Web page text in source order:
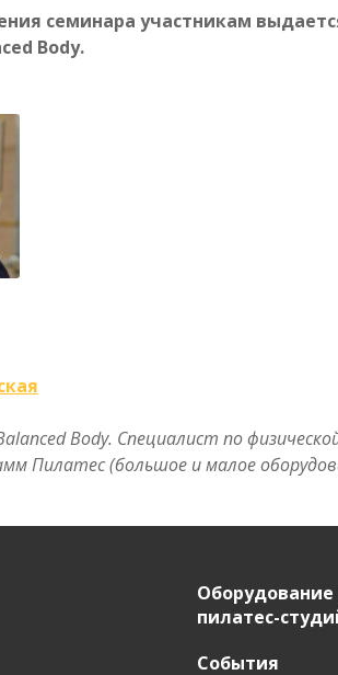
семинара участникам
Body.
Body. Специалист по
Пилатес (большое и малое
пилатес-
События